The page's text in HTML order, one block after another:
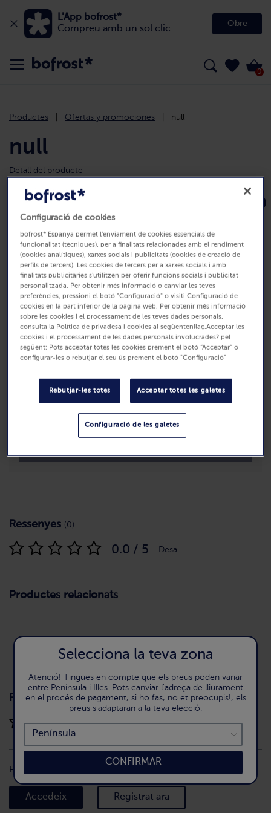
L'App bofrost*
Compreu amb un sol clic
Obre
0
Productes Ofertas y promociones null
null
Detall del producte
Disponible
N/A
Ressenyes (0)
0.0 / 5 Desa
Productes relacionats
Ressenyes(0)
0.0 / 5
Per deixar una ressenyes has d'estar registrat
Accedeix Registrat ara
Selecciona la teva zona
Atenció! Tingues en compte que els preus poden variar
entre Península i Illes. Pots canviar l'adreça de lliurament
en el procés de pagament, si ho fas, no et preocupis!, els
preus s'adaptaran a la teva elecció.
CONFIRMAR
Configuració de cookies
bofrost* Espanya permet l'enviament de cookies essencials de
funcionalitat (tècniques), per a finalitats relacionades amb el rendiment
(cookies analítiques), xarxes socials i publicitats (cookies de creació de
perfils de tercers). Les cookies de tercers per a xarxes socials i amb
finalitats publicitàries s'utilitzen per oferir funcions socials i publicitat
personalitzada. Per obtenir més informació o canviar les teves
preferències, pressioni el botó "Configuració" o visiti Configuració de
cookies en la part inferior de la pàgina web. Per obtenir més informació
sobre les cookies i el processament de les teves dades personals,
consulta la Política de privadesa i cookies al següentenllaç.Acceptar les
cookies i el processament de les dades personals involucrades? pel
següent: Pots acceptar totes les cookies prement el botó “Acceptar” o
configurar-les o rebutjar el seu ús prement el botó "Configuració"
Rebutjar-les totes Acceptar totes les galetes
Configuració de les galetes